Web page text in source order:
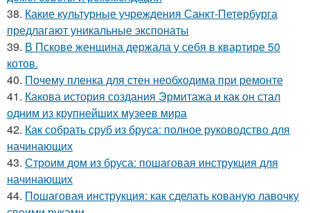
38. Какие культурные учреждения Санкт-Петербурга
предлагают уникальные экспонаты
39. В Пскове женщина держала у себя в квартире 50
котов.
40. Почему пленка для стен необходима при ремонте
41. Какова история создания Эрмитажа и как он стал
одним из крупнейших музеев мира
42. Как собрать сруб из бруса: полное руководство для
начинающих
43. Строим дом из бруса: пошаговая инструкция для
начинающих
44. Пошаговая инструкция: как сделать кованую лавочку